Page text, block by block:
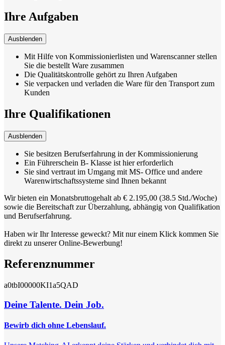
Ihre Aufgaben
Ausblenden
Mit Hilfe von Kommissionierlisten und Warenscanner stellen
Sie die bestellt Ware zusammen
Die Qualitätskontrolle gehört zu Ihren Aufgaben
Sie verpacken und verladen die Ware für den Transport zum
Kunden
Ihre Qualifikationen
Ausblenden
Sie besitzen Berufserfahrung in der Kommissionierung
Ein Führerschein B- Klasse ist hier erforderlich
Sie sind vertraut im Umgang mit MS- Office und andere
Warenwirtschaftssysteme sind Ihnen bekannt
Wir bieten ein Monatsbruttogehalt ab € 2.195,00 (38.5 Std./Woche)
sowie die Bereitschaft zur Überzahlung, abhängig von Qualifikation
und Berufserfahrung.
Haben wir Ihr Interesse geweckt? Mit nur einem Klick kommen Sie
direkt zu unserer Online-Bewerbung!
Referenznummer
a0tbI00000KI1a5QAD
Deine Talente. Dein Job.
Bewirb dich ohne Lebenslauf.